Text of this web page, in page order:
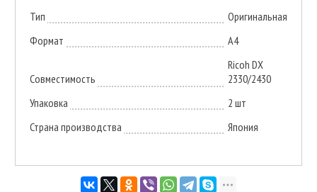
Тип
Оригинальная
Формат
A4
Совместимость
Ricoh DX
2330/2430
Упаковка
2 шт
Страна производства
Япония